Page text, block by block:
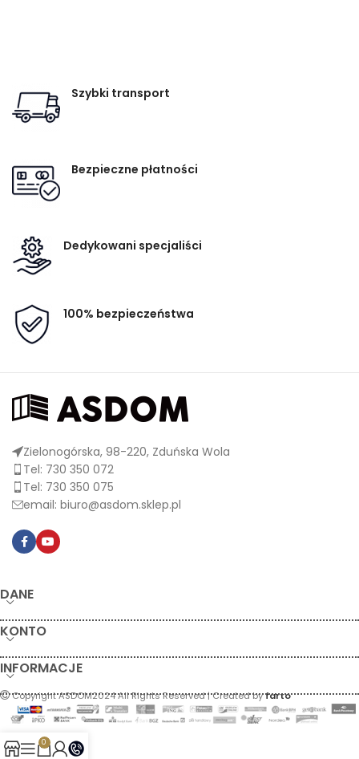
Szybki transport
Bezpieczne płatności
Dedykowani specjaliści
100% bezpieczeństwa
Zielonogórska, 98-220, Zduńska Wola
Tel: 730 350 072
Tel: 730 350 075
email: biuro@asdom.sklep.pl
DANE
KONTO
INFORMACJE
Copyright ASDOM2024 All Rights Reserved | Created byfarto
0